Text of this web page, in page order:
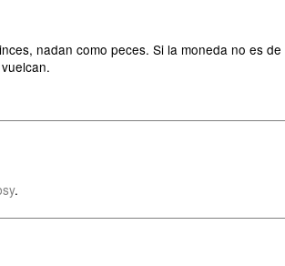
nadan como peces. Si la moneda no es
.